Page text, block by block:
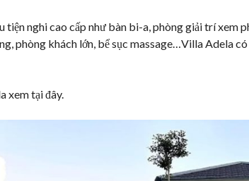
tiện nghi cao cấp như bàn bi-a, phòng giải trí xem
phòng khách lớn, bể sục massage…Villa Adela
xemtại đây.